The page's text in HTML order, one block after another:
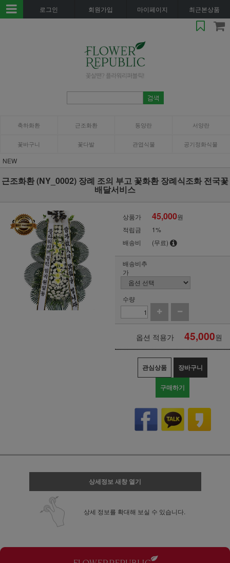
로그인 회원가입 마이페이지 최근본상품
축하화환 근조화환 동양란 서양란
꽃바구니 꽃다발 관엽식물 공기정화식물
NEW
근조화환 (NY_0002) 장례 조의 부고 꽃화환 장례식조화 전국꽃
배달서비스
상품가 45,000원
적립금
1%
배송비
(무료)
배송비추
가
수량
옵션 적용가 45,000원
관심상품 장바구니
구매하기
상세정보 새창 열기
상세 정보를 확대해 보실 수 있습니다.